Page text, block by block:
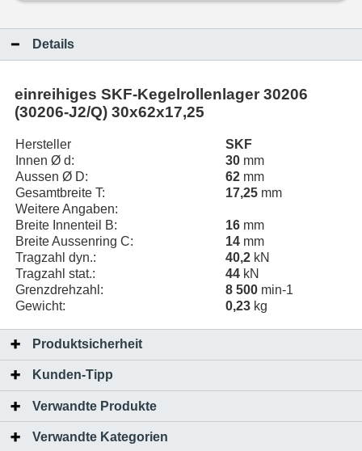
Details
einreihiges SKF-Kegelrollenlager 30206
(30206-J2/Q) 30x62x17,25
Hersteller
SKF
Innen Ø d:
30 mm
Aussen Ø D:
62 mm
Gesamtbreite T:
17,25 mm
Weitere Angaben:
Breite Innenteil B:
16 mm
Breite Aussenring C:
14 mm
Tragzahl dyn.:
40,2 kN
Tragzahl stat.:
44 kN
Grenzdrehzahl:
8 500 min-1
Gewicht:
0,23 kg
Produktsicherheit
Kunden-Tipp
Verwandte Produkte
Verwandte Kategorien